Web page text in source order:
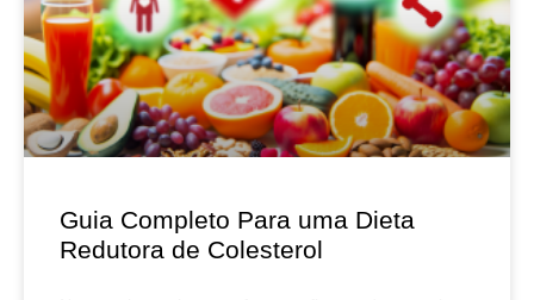
Guia Completo Para uma Dieta
Redutora de Colesterol